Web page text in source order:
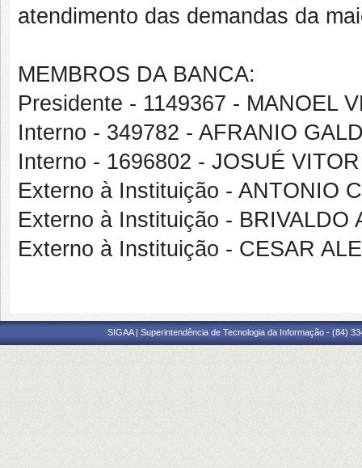
atendimento das demandas da
MEMBROS DA BANCA:
Presidente - 1149367 - MANOEL
Interno - 349782 - AFRANIO
Interno - 1696802 - JOSUÉ
Externo à Instituição - ANTONIO
Externo à Instituição - BRIVALDO
Externo à Instituição - CESAR
SIGAA | Superintendência de Tecnologia da Informação - (84)